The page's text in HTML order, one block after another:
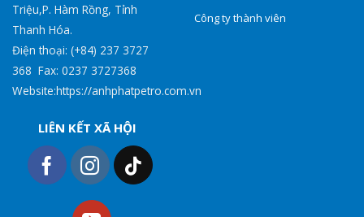
Triệu,P. Hàm Rồng, Tỉnh
Thanh Hóa.
Điện thoại: (+84) 237 3727
368 Fax: 0237 3727368
Website:https://anhphatpetro.com.vn
LIÊN KẾT XÃ HỘI
Công ty thành viên